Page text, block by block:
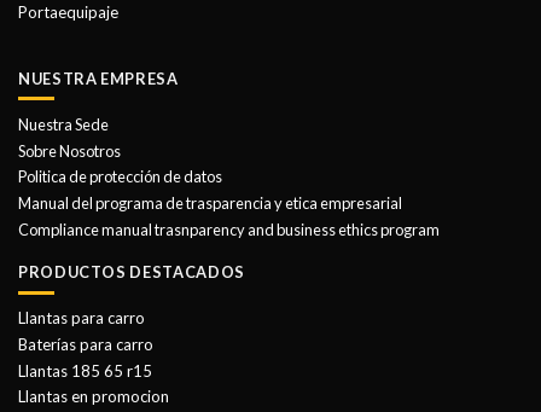
Portaequipaje
NUESTRA EMPRESA
Nuestra Sede
Sobre Nosotros
Politica de protección de datos
Manual del programa de trasparencia y etica empresarial
Compliance manual trasnparency and business ethics program
PRODUCTOS DESTACADOS
Llantas para carro
Baterías para carro
Llantas 185 65 r15
Llantas en promocion